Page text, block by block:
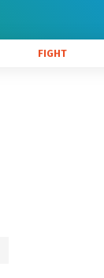
FIGHT